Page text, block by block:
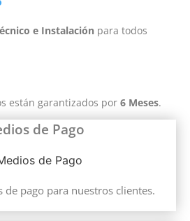
e Instalación para todos
están garantizados por 6 Meses.
de Pago
de pago para nuestros clientes.